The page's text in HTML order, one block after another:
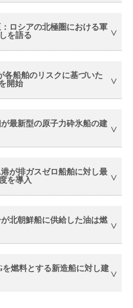
ロシアの北極圏における軍
を語る
各船舶のリスクに基づいた
開始
最新型の原子力砕氷船の建
が排ガスゼロ船舶に対し最
を導入
北朝鮮船に供給した油は燃
燃料とする新造船に対し建